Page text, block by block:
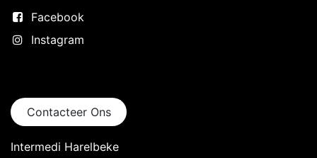
Facebook
Instagram
Contacteer Ons
Intermedi Harelbeke